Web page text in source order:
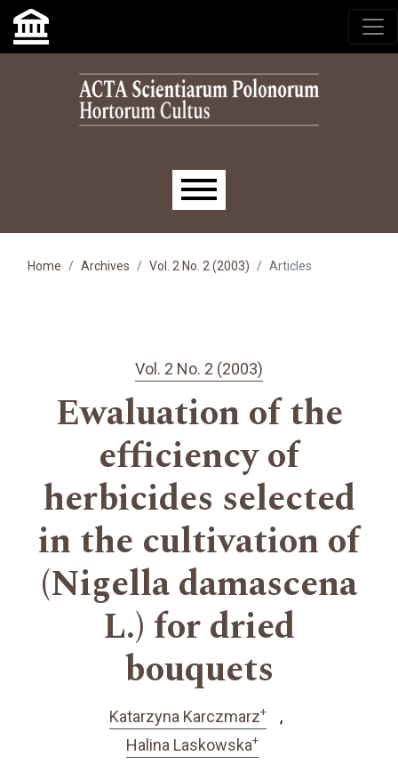
Skip to main navigation menu
Skip to main content
Skip to site footer
Main menu
Home Archives Vol. 2 No. 2 (2003) Articles
Vol. 2 No. 2 (2003)
Ewaluation of the
efficiency of
herbicides selected
in the cultivation of
(Nigella damascena
L.) for dried
bouquets
Katarzyna Karczmarz+
Halina Laskowska+